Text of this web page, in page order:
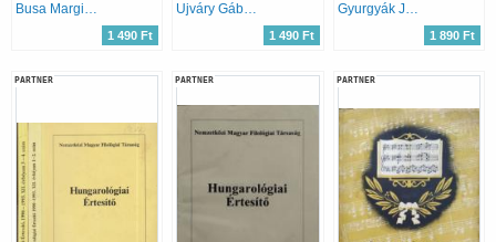
Busa Margit (szerk.)
1 490 Ft
Ujváry Gábor (szerk.)
1 490 Ft
Gyurgyák János
1 890 Ft
PARTNER PARTNER PARTNER